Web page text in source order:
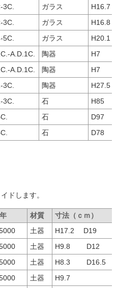
3C. ガラス
H16.7
3C. ガラス
H16.8
5C. ガラス
H20.1
A.D.1C. 陶器
H7
A.D.1C. 陶器
H7
3C. 陶器
H27.5
3C. 石
H85
石
D97
石 D78
ドします。
材質
寸法（ｃｍ）
土器
H17.2 D19
土器
H9.8 D12
土器
H8.3 D16.5
土器
H9.7